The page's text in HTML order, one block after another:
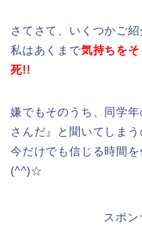
さてさて、いくつかご紹
私はあくまで気持ちを
死!!
嫌でもそのうち、同学
さんだ』と聞いてしまう
今だけでも信じる時間
(^^)☆
スポン